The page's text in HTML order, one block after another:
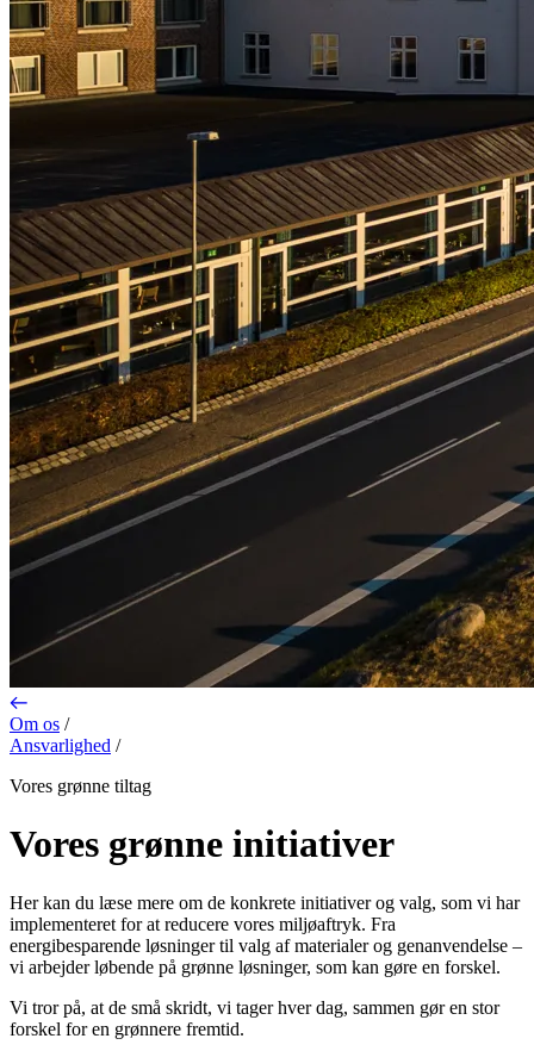
Om os /
Ansvarlighed /
Vores grønne tiltag
Vores grønne initiativer
Her kan du læse mere om de konkrete initiativer og valg, som vi har
implementeret for at reducere vores miljøaftryk. Fra
energibesparende løsninger til valg af materialer og genanvendelse –
vi arbejder løbende på grønne løsninger, som kan gøre en forskel.
Vi tror på, at de små skridt, vi tager hver dag, sammen gør en stor
forskel for en grønnere fremtid.